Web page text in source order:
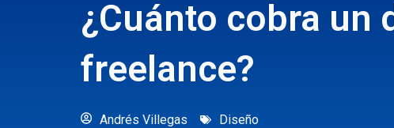
¿Cuánto cobra un
freelance?
Andrés Villegas Diseño